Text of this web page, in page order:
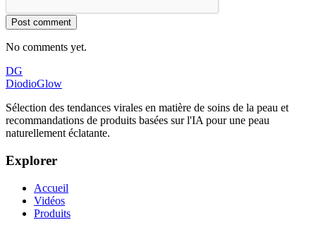
Post comment
No comments yet.
DG
DiodioGlow
Sélection des tendances virales en matière de soins de la peau et
recommandations de produits basées sur l'IA pour une peau
naturellement éclatante.
Explorer
Accueil
Vidéos
Produits